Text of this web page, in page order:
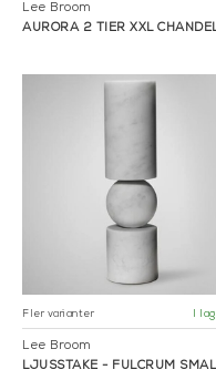
Lee Broom
AURORA 2 TIER XXL
Fler varianter I
Lee Broom
LJUSSTAKE - FULCRUM